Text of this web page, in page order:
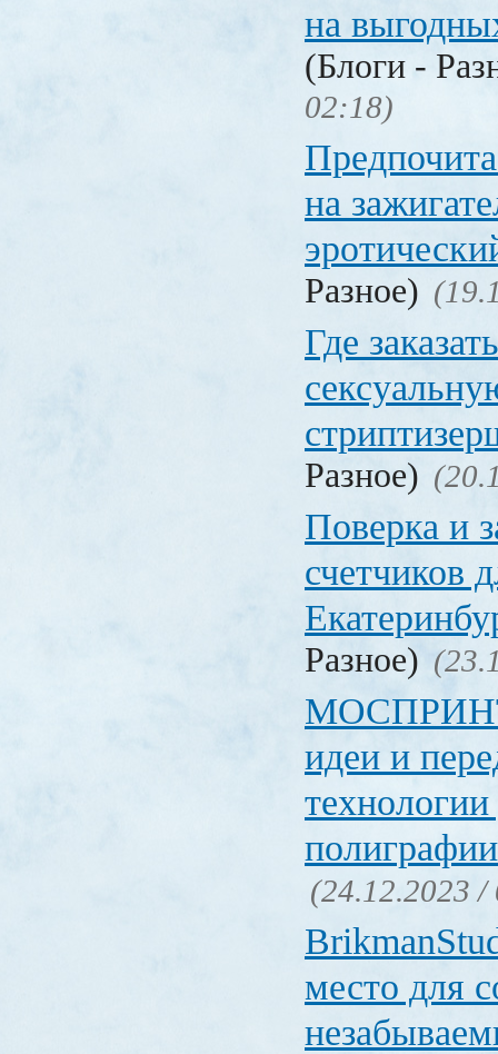
на
(Блоги -
02:18)
на
Разное)
Где
Разное)
Поверка и
счетчиков
Разное)
идеи и
полиграфии
(24.12.2023 /
место для